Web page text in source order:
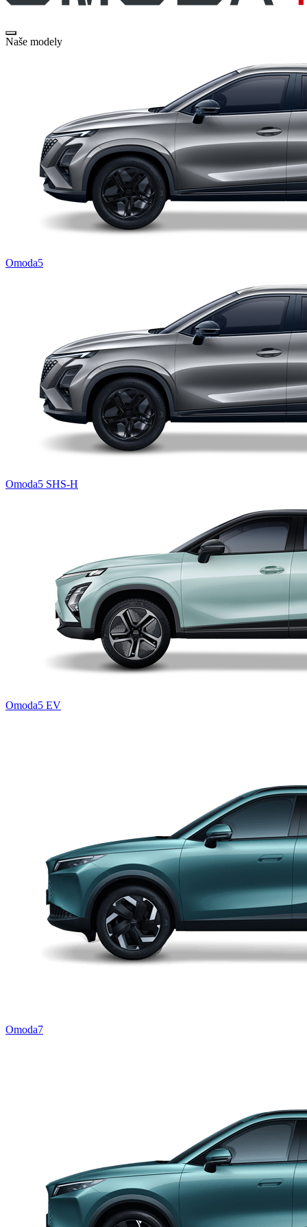
Naše modely
Omoda5
Omoda5 SHS-H
Omoda5 EV
Omoda7